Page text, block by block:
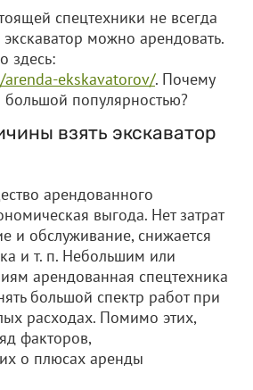
спецтехники не всегда
можно арендовать.
здесь:
ekskavatorov/. Почему
большой популярностью?
взять экскаватор
арендованного
выгода. Нет затрат
и обслуживание, снижается
и т. п. Небольшим или
арендованная спецтехника
большой спектр работ при
расходах. Помимо этих,
факторов,
о плюсах аренды